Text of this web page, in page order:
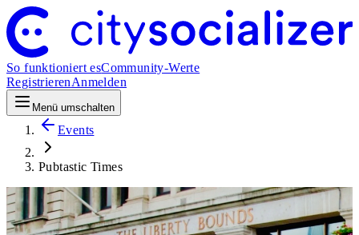
So funktioniert esCommunity-Werte
RegistrierenAnmelden
Menü umschalten
Events
Pubtastic Times
Social